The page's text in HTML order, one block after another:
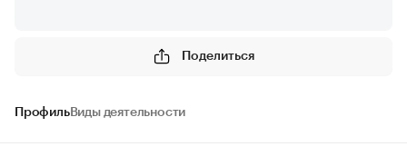
Поделиться
ПрофильВиды деятельности